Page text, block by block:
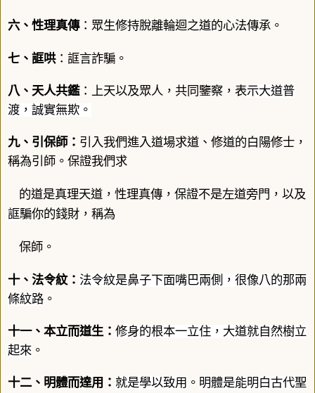
六、性理真傳：眾生修持脫離輪迴之道的心法傳承。
七、誆哄：誆言詐騙。
八、天人共鑑：上天以及眾人，共同鑒察，表示大道普
渡 ， 誠實無欺。
九、 引保師 ： 引入我們進入道場求道、修道的白陽修士，
稱為引師。保證我們求
的道是真理天道，性理真傳，保證不是左道旁門，以及
誆騙你的錢財，稱為
保師。
十、法令紋： 法令紋是鼻子下面嘴巴兩側，很像八的那兩
條紋路 。
十一、 本立而道生： 修身的根本一立住，大道就自然樹立
起來 。
十二、 明體而達用 ： 就是學以致用 。 明體是能明白古代聖